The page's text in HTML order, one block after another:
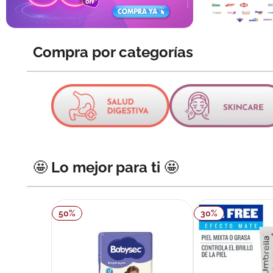
Compra por categorías
🤩 Lo mejor para ti 🤩
50% 30%
10.pañales